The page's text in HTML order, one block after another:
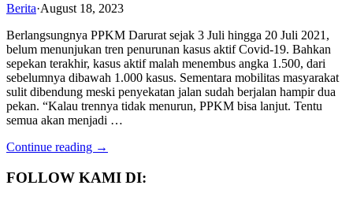
Berita·August 18, 2023
Berlangsungnya PPKM Darurat sejak 3 Juli hingga 20 Juli 2021,
belum menunjukan tren penurunan kasus aktif Covid-19. Bahkan
sepekan terakhir, kasus aktif malah menembus angka 1.500, dari
sebelumnya dibawah 1.000 kasus. Sementara mobilitas masyarakat
sulit dibendung meski penyekatan jalan sudah berjalan hampir dua
pekan. “Kalau trennya tidak menurun, PPKM bisa lanjut. Tentu
semua akan menjadi …
Continue reading →
FOLLOW KAMI DI: